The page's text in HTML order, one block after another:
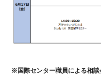
※国際センター職員による相